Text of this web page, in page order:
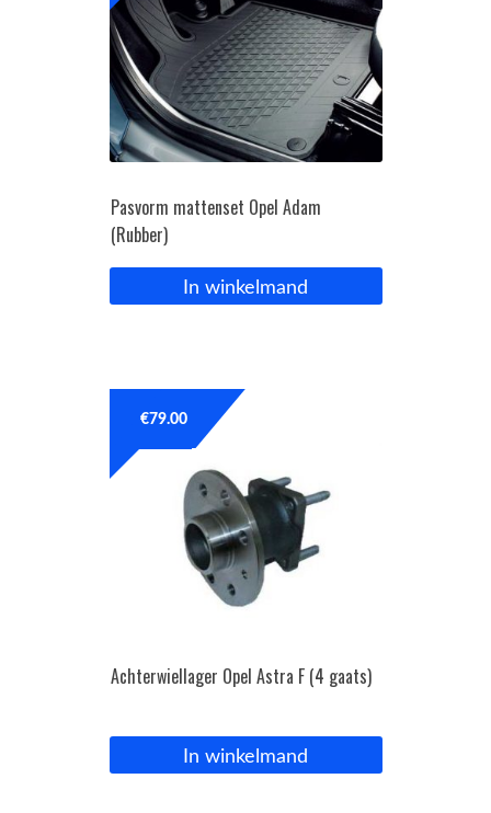
Pasvorm mattenset Opel Adam
(Rubber)
In winkelmand
Achterwiellager Opel Astra F (4 gaats)
€79.00
In winkelmand